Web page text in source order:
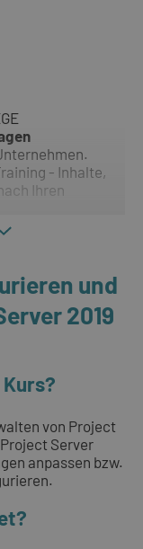
- Inhalte,
Ihren
und
2019
von Project
Server
anpassen bzw.